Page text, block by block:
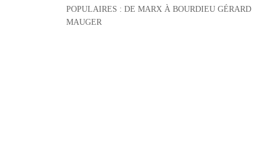
POPULAIRES : DE MARX À BOURDIEU GÉRARD
MAUGER